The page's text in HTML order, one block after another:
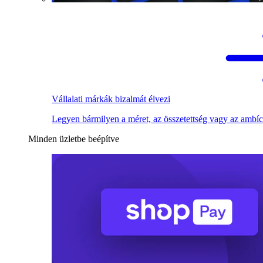
Vállalati márkák bizalmát élvezi
Legyen bármilyen a méret, az összetettség vagy az
Minden üzletbe beépítve